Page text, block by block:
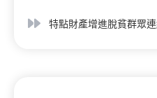
特點財產增進脫貧群眾